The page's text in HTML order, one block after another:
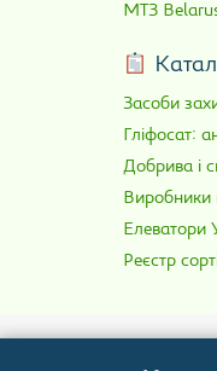
МТЗ
Засоби
Гліфосат:
Добрива і
Виробники
Елеватори
Реєстр